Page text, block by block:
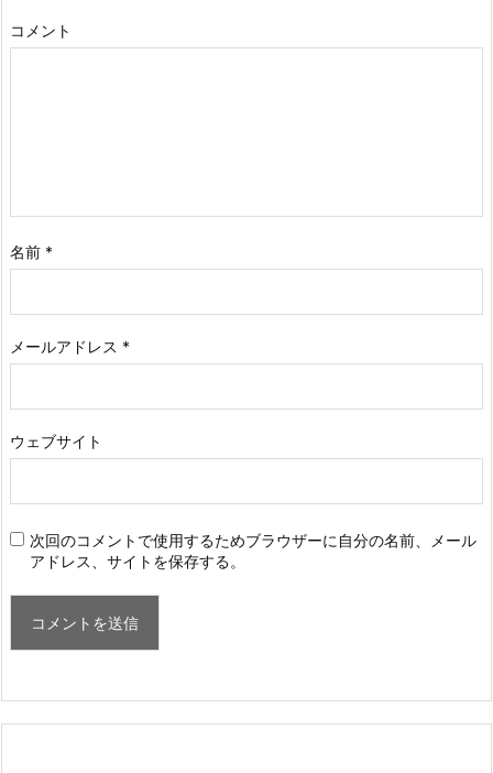
コメント
名前 *
メールアドレス *
ウェブサイト
次回のコメントで使用するためブラウザーに自分の名前、メール
アドレス、サイトを保存する。